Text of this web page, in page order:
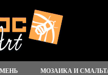
МОЗАИКА И